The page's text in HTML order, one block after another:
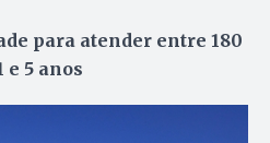
para atender entre 180
e 5 anos